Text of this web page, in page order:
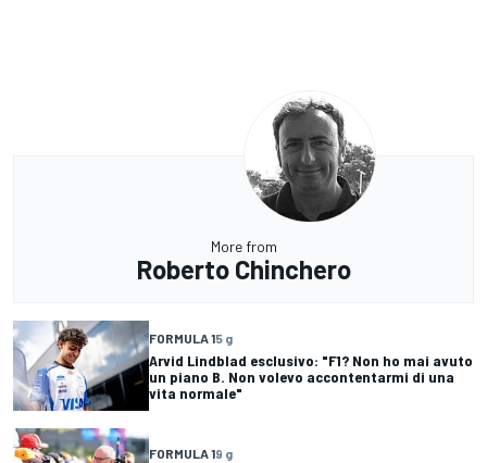
More from
Roberto Chinchero
FORMULA 15 g
Arvid Lindblad esclusivo: "F1? Non ho mai avuto
un piano B. Non volevo accontentarmi di una
vita normale"
FORMULA 19 g